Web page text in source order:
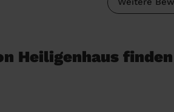
Heiligenhaus finden